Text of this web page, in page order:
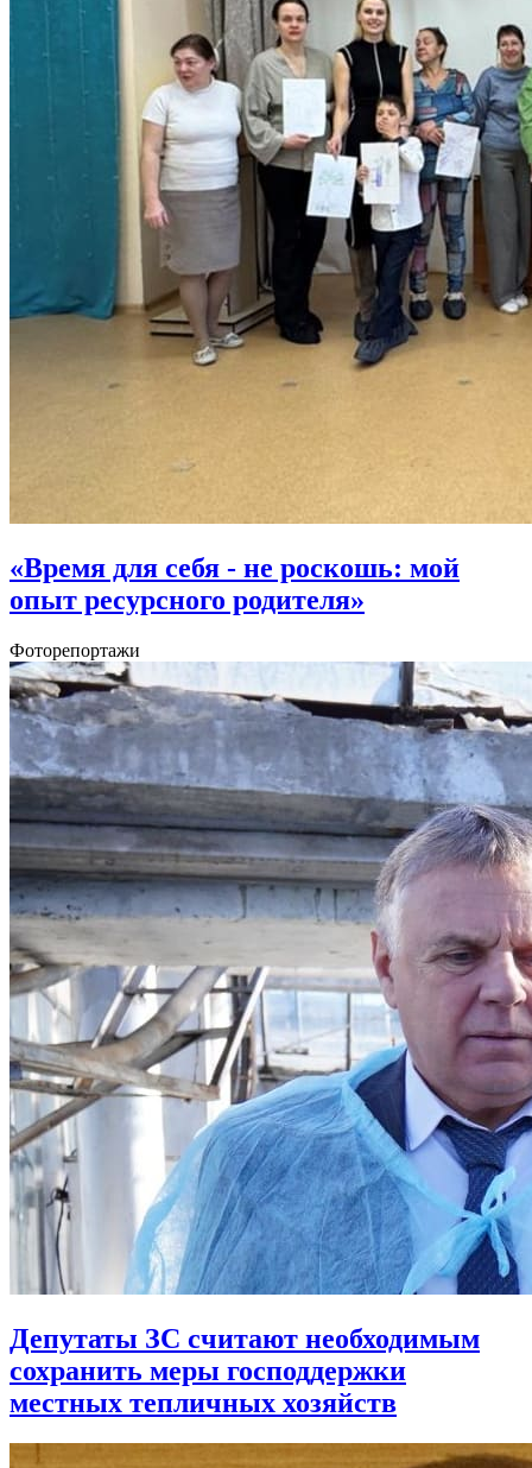
«Время для себя - не роскошь: мой
опыт ресурсного родителя»
Фоторепортажи
Депутаты ЗС считают необходимым
сохранить меры господдержки
местных тепличных хозяйств